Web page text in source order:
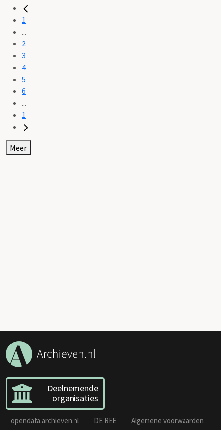
1
...
2
3
4
5
6
...
1
Meer
Deelnemende
organisaties
opendata.archieven.nl DE REE Algemene voorwaarden